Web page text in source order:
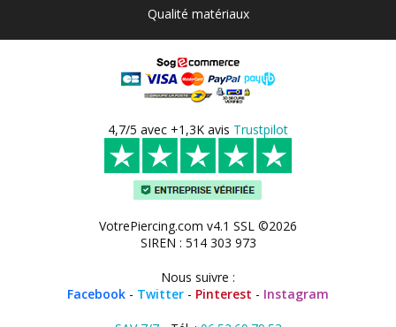
Qualité matériaux
4,7/5 avec +1,3K avis Trustpilot
VotrePiercing.com v4.1 SSL ©2026
SIREN : 514 303 973
Nous suivre :
Facebook - Twitter - Pinterest - Instagram